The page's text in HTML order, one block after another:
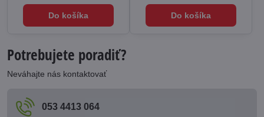
Do košíka Do košíka
Potrebujete poradiť?
Neváhajte nás kontaktovať
053 4413 064